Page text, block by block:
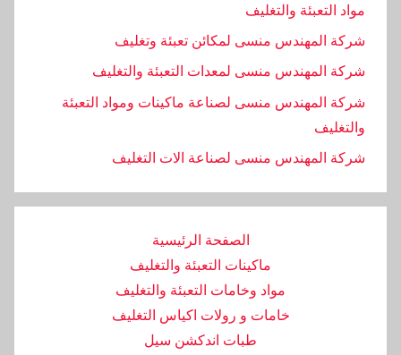
مواد التعبئة والتغليف
شركة المهندس منسى لمكائن تعبئة وتغليف
شركة المهندس منسى لمعدات التعبئة والتغليف
شركة المهندس منسى لصناعة ماكينات ومواد التعبئة
والتغليف
‏شركة المهندس منسى لصناعة الات التغليف
الصفحة الرئيسية
ماكينات التعبئة والتغليف
مواد وخامات التعبئة والتغليف
خامات و رولات اكياس التغليف
طبات اندكشن سيل